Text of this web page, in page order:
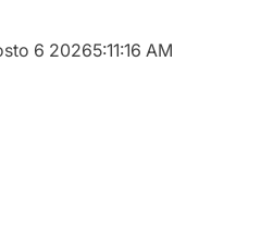
6 20265:11:16 AM